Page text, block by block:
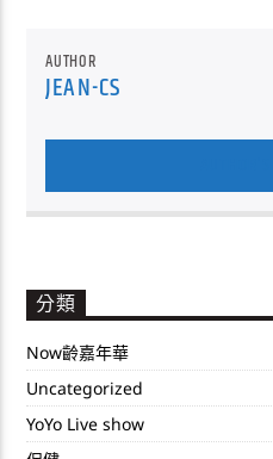
AUTHOR
JEAN-CS
分類
Now齡嘉年華
Uncategorized
YoYo Live show